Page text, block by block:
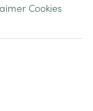
Cookies